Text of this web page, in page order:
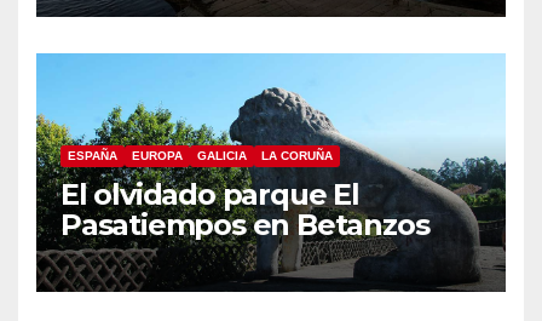
ESPAÑA EUROPA GALICIA LA CORUÑA
El olvidado parque El
Pasatiempos en Betanzos